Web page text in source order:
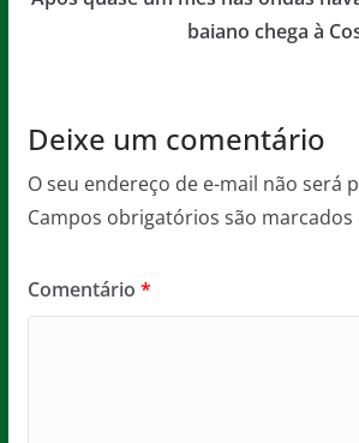
p
baiano chega à
Deixe um comentário
O seu endereço de e-mail não será
Campos obrigatórios são marcados
Comentário *